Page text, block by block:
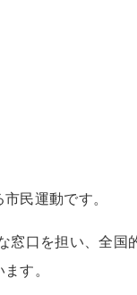
民運動です。
窓口を担い、全国
す。